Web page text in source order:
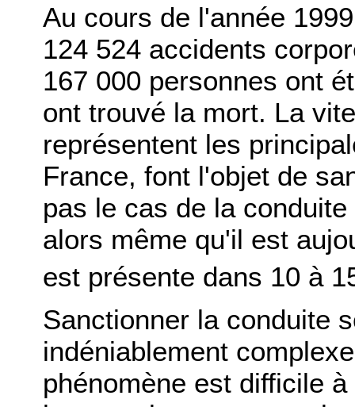
Au cours de l'année
124 524 accidents
167 000 personnes ont
ont trouvé la mort. La
représentent les
France, font l'objet de
pas le cas de la
alors même qu'il est
est présente dans 10 à
Sanctionner la conduite
indéniablement
phénomène est difficile